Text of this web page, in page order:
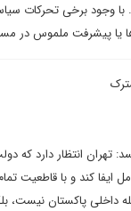
با وجود برخی تحرکات
یا پیشرفت ملموس در
تهران انتظار دارد که
ایفا کند و با قاطعیت
پاکستان نیست،